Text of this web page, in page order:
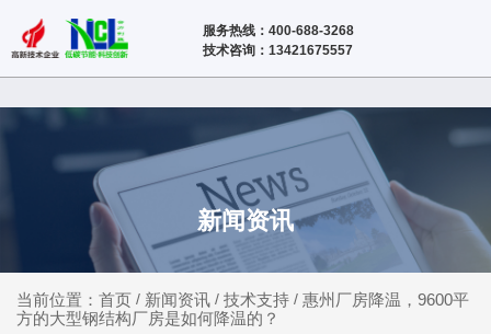
服务热线：400-688-3268
技术咨询：13421675557
新闻资讯
当前位置：首页 / 新闻资讯 / 技术支持 / 惠州厂房降温，9600平
方的大型钢结构厂房是如何降温的？